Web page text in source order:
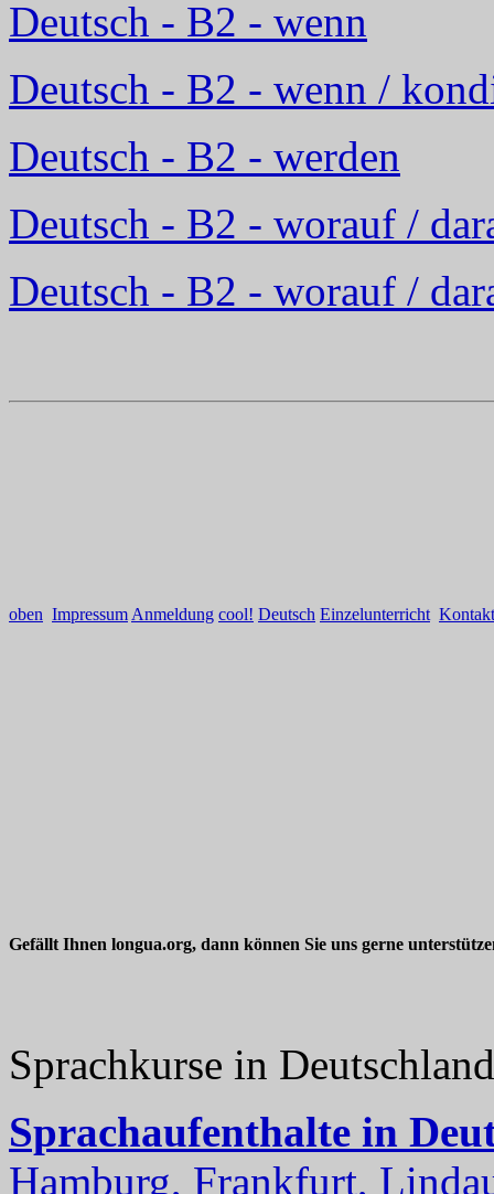
Deutsch - B2 - wenn
Deutsch - B2 - wenn /
Deutsch - B2 - werden
Deutsch - B2 - worauf /
Deutsch - B2 - worauf /
oben Impressum Anmeldung cool! Deutsch Einzelunterricht Kontakt
Gefällt Ihnen longua.org, dann können Sie uns gerne
Sprachkurse in
Sprachaufenthalte in
Hamburg, Frankfurt,